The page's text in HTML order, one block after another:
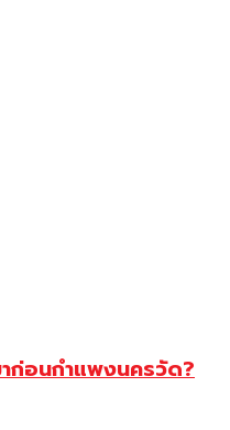
ก่อนกำแพงนครวัด?